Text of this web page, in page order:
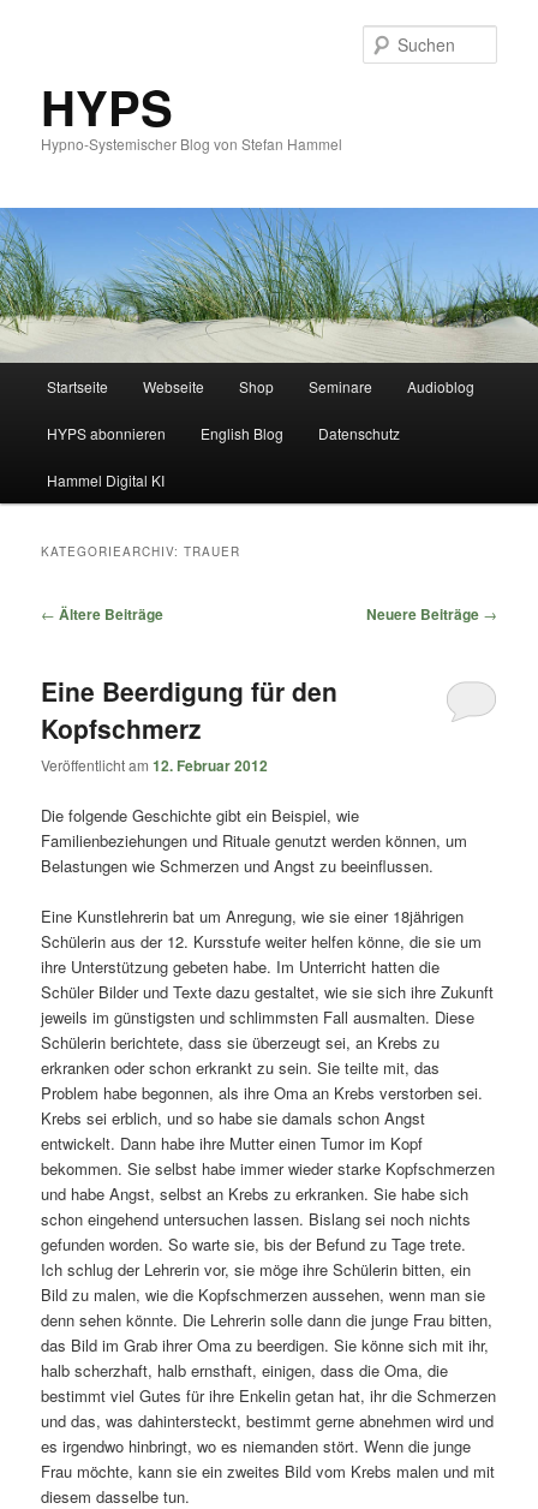
HYPS
Hypno-Systemischer Blog von Stefan Hammel
Zum
primären
Inhalt
springen
Zum
sekundären
Inhalt
springen
Startseite Webseite Shop Seminare Audioblog
HYPS abonnieren English Blog Datenschutz
Hammel Digital KI
KATEGORIEARCHIV:TRAUER
Beitragsnavigation
← Ältere Beiträge Neuere Beiträge →
Eine Beerdigung für den
Kopfschmerz
Veröffentlicht am12. Februar 2012
Die folgende Geschichte gibt ein Beispiel, wie
Familienbeziehungen und Rituale genutzt werden können, um
Belastungen wie Schmerzen und Angst zu beeinflussen.
Eine Kunstlehrerin bat um Anregung, wie sie einer 18jährigen
Schülerin aus der 12. Kursstufe weiter helfen könne, die sie um
ihre Unterstützung gebeten habe. Im Unterricht hatten die
Schüler Bilder und Texte dazu gestaltet, wie sie sich ihre Zukunft
jeweils im günstigsten und schlimmsten Fall ausmalten. Diese
Schülerin berichtete, dass sie überzeugt sei, an Krebs zu
erkranken oder schon erkrankt zu sein. Sie teilte mit, das
Problem habe begonnen, als ihre Oma an Krebs verstorben sei.
Krebs sei erblich, und so habe sie damals schon Angst
entwickelt. Dann habe ihre Mutter einen Tumor im Kopf
bekommen. Sie selbst habe immer wieder starke Kopfschmerzen
und habe Angst, selbst an Krebs zu erkranken. Sie habe sich
schon eingehend untersuchen lassen. Bislang sei noch nichts
gefunden worden. So warte sie, bis der Befund zu Tage trete.
Ich schlug der Lehrerin vor, sie möge ihre Schülerin bitten, ein
Bild zu malen, wie die Kopfschmerzen aussehen, wenn man sie
denn sehen könnte. Die Lehrerin solle dann die junge Frau bitten,
das Bild im Grab ihrer Oma zu beerdigen. Sie könne sich mit ihr,
halb scherzhaft, halb ernsthaft, einigen, dass die Oma, die
bestimmt viel Gutes für ihre Enkelin getan hat, ihr die Schmerzen
und das, was dahintersteckt, bestimmt gerne abnehmen wird und
es irgendwo hinbringt, wo es niemanden stört. Wenn die junge
Frau möchte, kann sie ein zweites Bild vom Krebs malen und mit
diesem dasselbe tun.